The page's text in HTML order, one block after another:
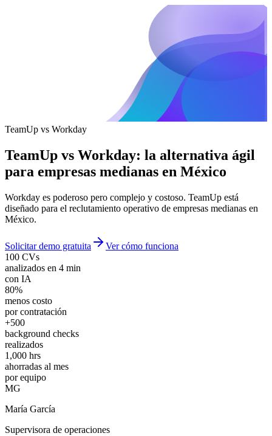
TeamUp vs Workday
TeamUp vs Workday: la alternativa ágil
para empresas medianas en México
Workday es poderoso pero complejo y costoso. TeamUp está
diseñado para el reclutamiento operativo de empresas medianas en
México.
Solicitar demo gratuita
Ver cómo funciona
100 CVs
analizados en 4 min
con IA
80%
menos costo
por contratación
+500
background checks
realizados
1,000 hrs
ahorradas al mes
por equipo
MG
María García
Supervisora de operaciones